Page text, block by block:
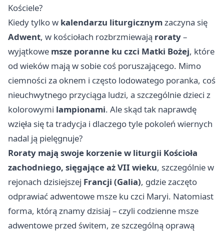
Kościele?
Kiedy tylko w kalendarzu liturgicznymzaczyna się
Adwent, w kościołach rozbrzmiewają roraty–
wyjątkowe msze poranne ku czci Matki Bożej, które
od wieków mają w sobie coś poruszającego. Mimo
ciemności za oknem i często lodowatego poranka, coś
nieuchwytnego przyciąga ludzi, a szczególnie dzieci z
kolorowymi lampionami. Ale skąd tak naprawdę
wzięła się ta tradycja i dlaczego tyle pokoleń wiernych
nadal ją pielęgnuje?
Roraty mają swoje korzenie w liturgii Kościoła
zachodniego, sięgające aż VII wieku, szczególnie w
rejonach dzisiejszej Francji (Galia), gdzie zaczęto
odprawiać adwentowe msze ku czci Maryi. Natomiast
forma, którą znamy dzisiaj – czyli codzienne msze
adwentowe przed świtem, ze szczególną oprawą